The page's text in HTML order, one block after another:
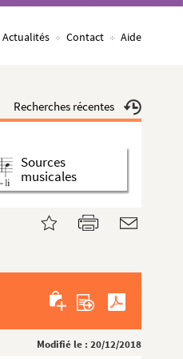
Actualités Contact Aide
Recherches récentes
Sources
musicales
Modifié le : 20/12/2018